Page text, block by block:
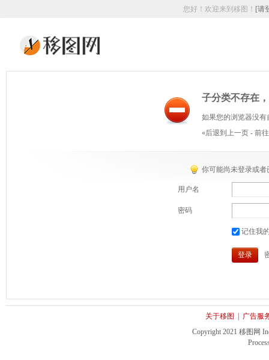
您好！欢迎来到移图！ [请
子分类不存在
如果您的浏览器没
«后退到上一页- 前
你可能尚未登录或者
用户名
密码
记住我
关于移图 | 广告服
Copyright 2021 移图网